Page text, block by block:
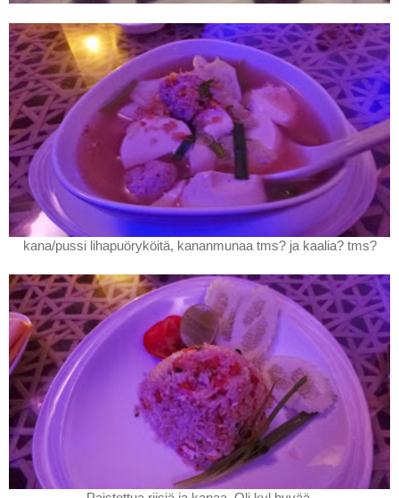
kana/pussi lihapuöryköitä, kananmunaa tms? ja kaalia? tms?